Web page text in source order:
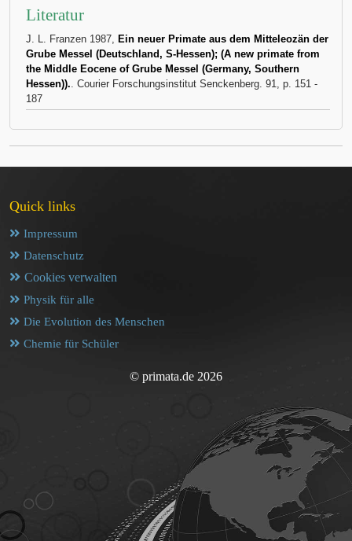
Literatur
J. L. Franzen 1987, Ein neuer Primate aus dem Mitteleozän der
Grube Messel (Deutschland, S-Hessen); (A new primate from
the Middle Eocene of Grube Messel (Germany, Southern
Hessen)).. Courier Forschungsinstitut Senckenberg. 91, p. 151 -
187
Quick links
Impressum
Datenschutz
Cookies verwalten
Physik für alle
Die Evolution des Menschen
Chemie für Schüler
© primata.de 2026